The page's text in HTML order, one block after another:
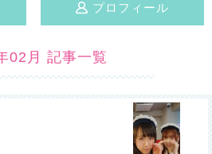
プロフィール
02月 記事一覧